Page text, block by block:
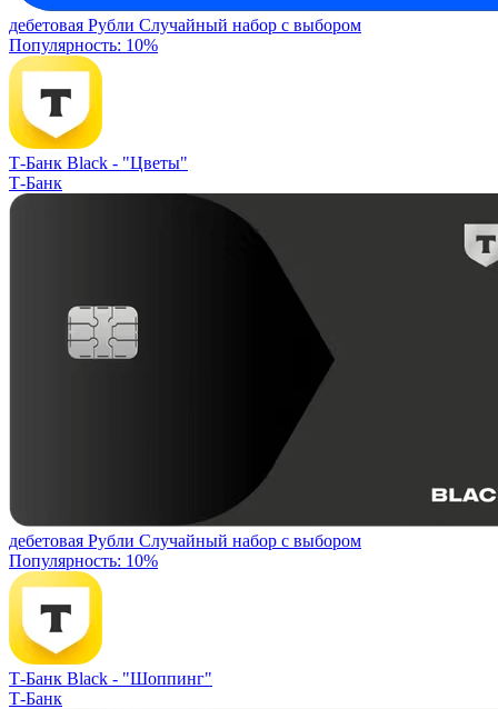
дебетовая Рубли Случайный набор с выбором
Популярность: 10%
Т-Банк Black - "Цветы"
Т-Банк
дебетовая Рубли Случайный набор с выбором
Популярность: 10%
Т-Банк Black - "Шоппинг"
Т-Банк